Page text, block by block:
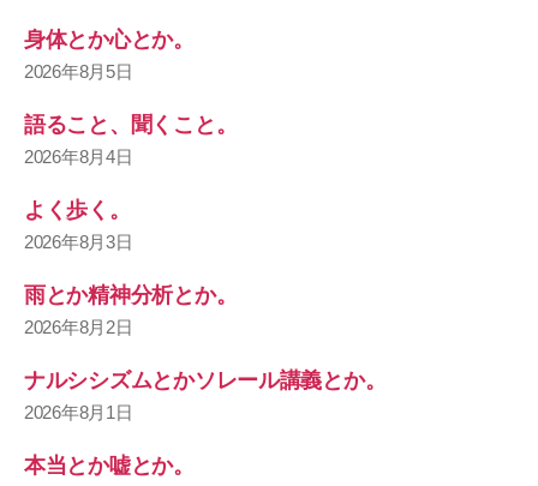
身体とか心とか。
2026年8月5日
語ること、聞くこと。
2026年8月4日
よく歩く。
2026年8月3日
雨とか精神分析とか。
2026年8月2日
ナルシシズムとかソレール講義とか。
2026年8月1日
本当とか嘘とか。